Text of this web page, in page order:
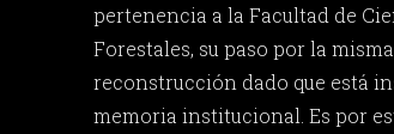
pertenencia a la Facultad de
Forestales, su paso por la
reconstrucción dado que está
memoria institucional. Es por